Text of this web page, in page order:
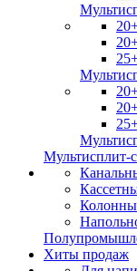
Мультисплит-
Хиты продаж